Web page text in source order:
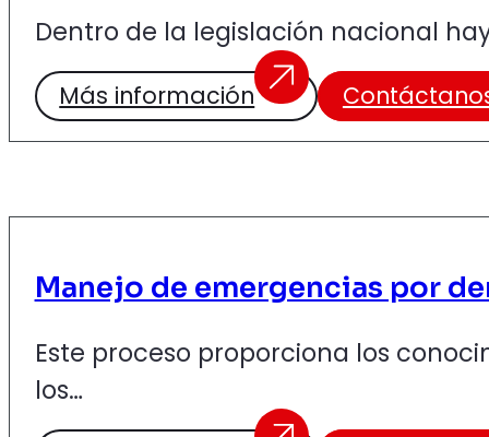
Dentro de la legislación nacional
Más información
Manejo de emergencias por
Este proceso proporciona los
los…